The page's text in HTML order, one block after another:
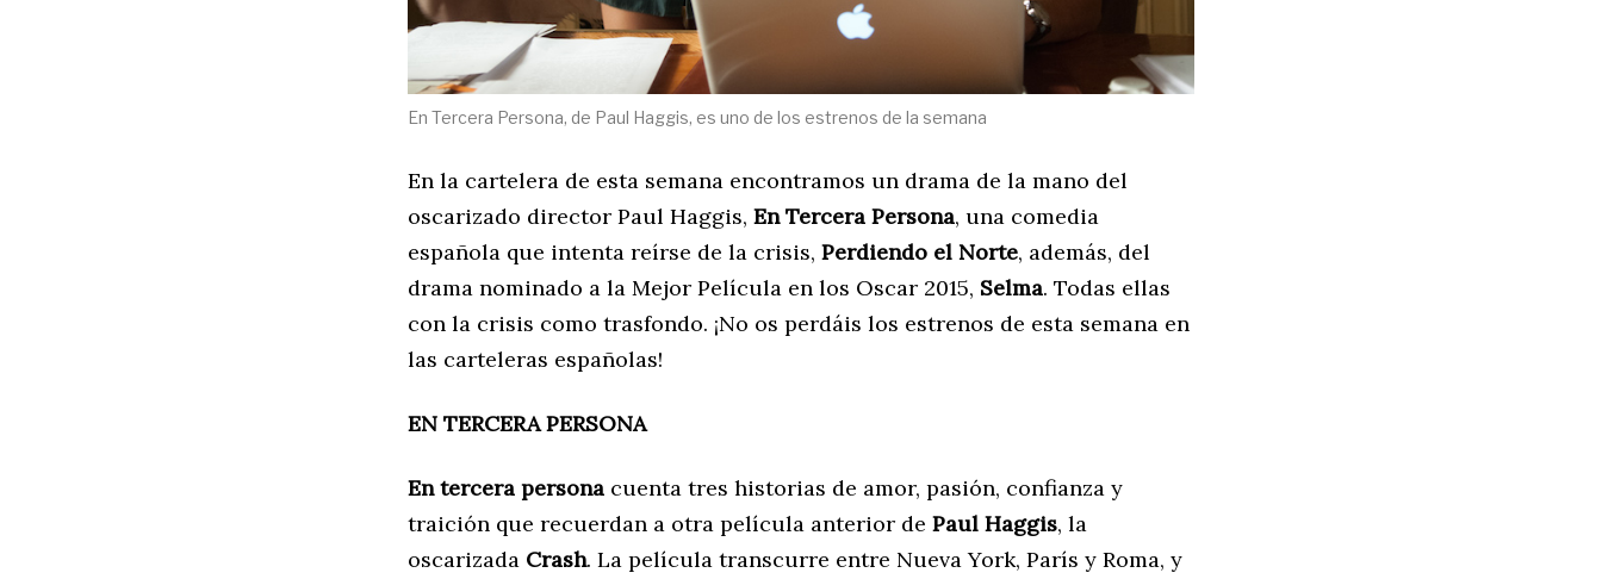
En Tercera Persona, de Paul Haggis, es uno de los estrenos de la semana
En la cartelera de esta semana encontramos un drama de la mano del
oscarizado director Paul Haggis, En Tercera Persona, una comedia
española que intenta reírse de la crisis, Perdiendo el Norte, además, del
drama nominado a la Mejor Película en los Oscar 2015, Selma. Todas ellas
con la crisis como trasfondo. ¡No os perdáis los estrenos de esta semana en
las carteleras españolas!
EN TERCERA PERSONA
En tercera persona cuenta tres historias de amor, pasión, confianza y
traición que recuerdan a otra película anterior de Paul Haggis, la
oscarizada Crash. La película transcurre entre Nueva York, París y Roma, y